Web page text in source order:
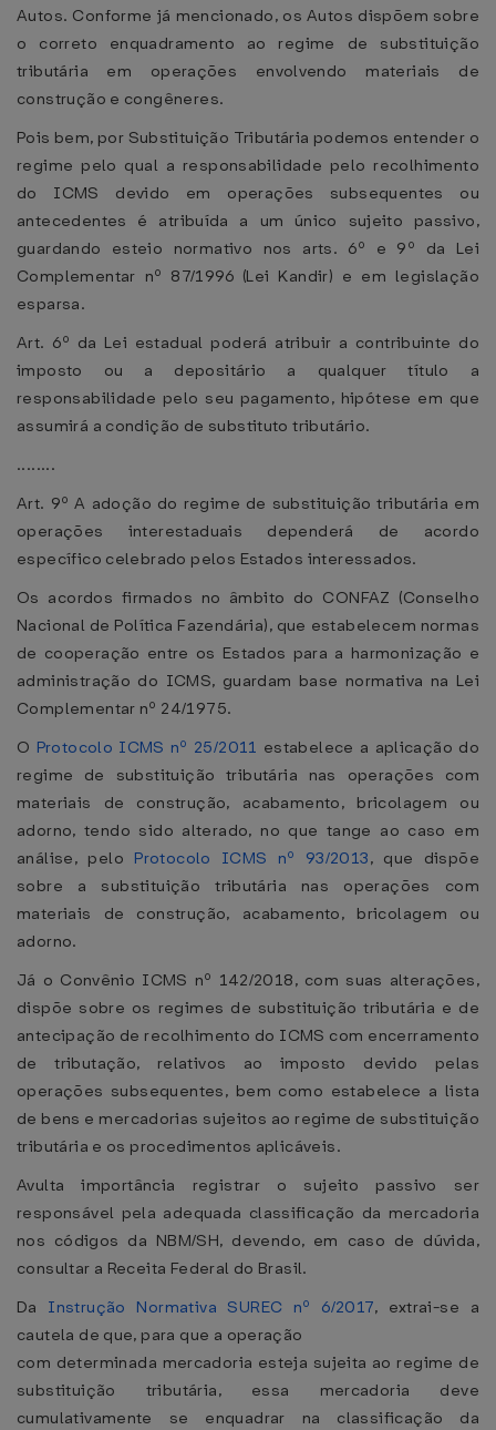
Autos. Conforme já mencionado, os Autos dispõem sobre
o correto enquadramento ao regime de substituição
tributária em operações envolvendo materiais de
construção e congêneres.
Pois bem, por Substituição Tributária podemos entender o
regime pelo qual a responsabilidade pelo recolhimento
do ICMS devido em operações subsequentes ou
antecedentes é atribuída a um único sujeito passivo,
guardando esteio normativo nos arts. 6º e 9º da Lei
Complementar nº 87/1996 (Lei Kandir) e em legislação
esparsa.
Art. 6º da Lei estadual poderá atribuir a contribuinte do
imposto ou a depositário a qualquer título a
responsabilidade pelo seu pagamento, hipótese em que
assumirá a condição de substituto tributário.
........
Art. 9º A adoção do regime de substituição tributária em
operações interestaduais dependerá de acordo
específico celebrado pelos Estados interessados.
Os acordos firmados no âmbito do CONFAZ (Conselho
Nacional de Política Fazendária), que estabelecem normas
de cooperação entre os Estados para a harmonização e
administração do ICMS, guardam base normativa na Lei
Complementar nº 24/1975.
O Protocolo ICMS nº 25/2011 estabelece a aplicação do
regime de substituição tributária nas operações com
materiais de construção, acabamento, bricolagem ou
adorno, tendo sido alterado, no que tange ao caso em
análise, pelo Protocolo ICMS nº 93/2013, que dispõe
sobre a substituição tributária nas operações com
materiais de construção, acabamento, bricolagem ou
adorno.
Já o Convênio ICMS nº 142/2018, com suas alterações,
dispõe sobre os regimes de substituição tributária e de
antecipação de recolhimento do ICMS com encerramento
de tributação, relativos ao imposto devido pelas
operações subsequentes, bem como estabelece a lista
de bens e mercadorias sujeitos ao regime de substituição
tributária e os procedimentos aplicáveis.
Avulta importância registrar o sujeito passivo ser
responsável pela adequada classificação da mercadoria
nos códigos da NBM/SH, devendo, em caso de dúvida,
consultar a Receita Federal do Brasil.
Da Instrução Normativa SUREC nº 6/2017, extrai-se a
cautela de que, para que a operação
com determinada mercadoria esteja sujeita ao regime de
substituição tributária, essa mercadoria deve
cumulativamente se enquadrar na classificação da